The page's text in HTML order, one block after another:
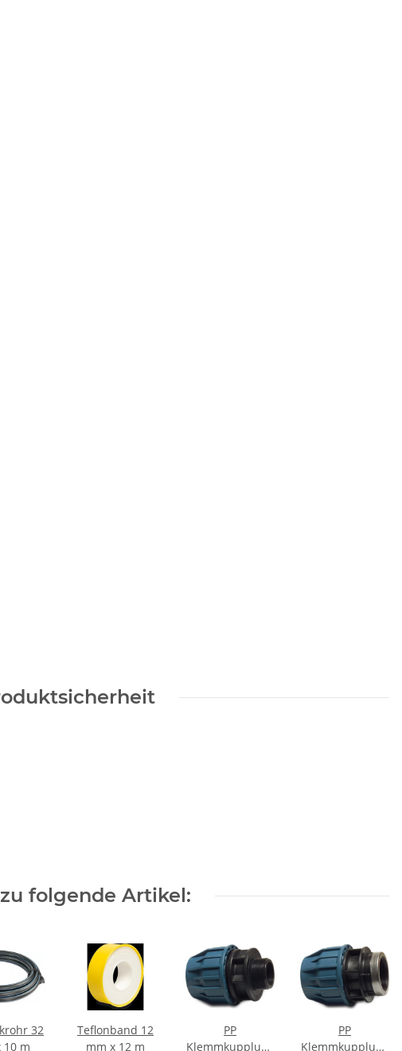
folgende Artikel:
32
10 m
Teflonband 12
mm x 12 m
PP
Klemmkupplung
PP
Klemmkupplung